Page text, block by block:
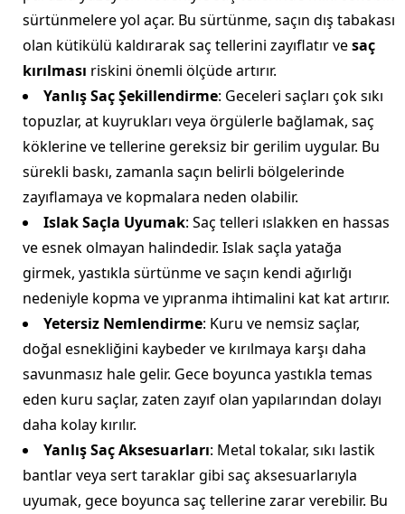
sürtünmelere yol açar. Bu sürtünme, saçın dış tabakası
olan kütikülü kaldırarak saç tellerini zayıflatır vesaç
kırılması riskini önemli ölçüde artırır.
Yanlış Saç Şekillendirme: Geceleri saçları çok sıkı
topuzlar, at kuyrukları veya örgülerle bağlamak, saç
köklerine ve tellerine gereksiz bir gerilim uygular. Bu
sürekli baskı, zamanla saçın belirli bölgelerinde
zayıflamaya ve kopmalara neden olabilir.
Islak Saçla Uyumak: Saç telleri ıslakken en hassas
ve esnek olmayan halindedir. Islak saçla yatağa
girmek, yastıkla sürtünme ve saçın kendi ağırlığı
nedeniyle kopma ve yıpranma ihtimalini kat kat artırır.
Yetersiz Nemlendirme: Kuru ve nemsiz saçlar,
doğal esnekliğini kaybeder ve kırılmaya karşı daha
savunmasız hale gelir. Gece boyunca yastıkla temas
eden kuru saçlar, zaten zayıf olan yapılarından dolayı
daha kolay kırılır.
Yanlış Saç Aksesuarları: Metal tokalar, sıkı lastik
bantlar veya sert taraklar gibi saç aksesuarlarıyla
uyumak, gece boyunca saç tellerine zarar verebilir. Bu